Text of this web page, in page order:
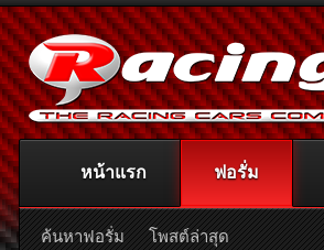
หน้าแรก ฟอรั่ม
ค้นหาฟอรั่ม โพสต์ล่าสุด